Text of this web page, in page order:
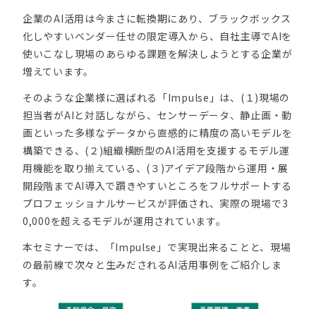
企業のAI活用は今まさに転換期にあり、ブラックボックス
化しやすいベンダー任せの限定導入から、自社主導でAIを
使いこなし現場のあらゆる課題を解決しようとする企業が
増えています。
そのような企業様に選ばれる「Impulse」は、(１)現場の
担当者がAIと対話しながら、センサーデータ、静止画・動
画といった多様なデータから直感的に精度の高いモデルを
構築できる、(２)組織横断型のAI活用を支援するモデル運
用機能を取り揃えている、(３)アイデア段階から運用・展
開段階までAI導入で躓きやすいところをフルサポートする
プロフェッショナルサービスが評価され、実際の現場で3
0,000を超えるモデルが運用されています。
本セミナーでは、「Impulse」で実現出来ることと、現場
の最前線で次々と生みだされるAI活用事例をご紹介しま
す。